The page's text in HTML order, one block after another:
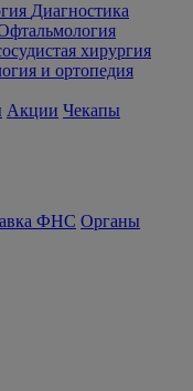
Диагностика
хирургия
и ортопедия
Акции Чекапы
ФНС Органы